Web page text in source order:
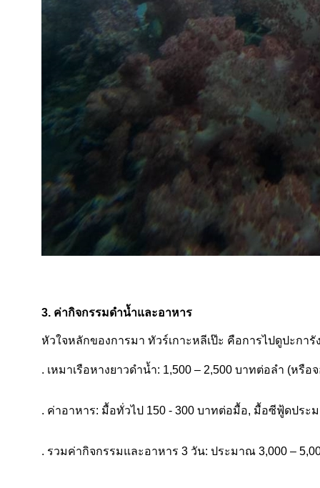
3. ค่ากิจกรรมดำน้ำและอาหาร
หัวใจหลักของการมา ทัวร์เกาะหลีเป๊ะ คือการไปดูปะการั
. เหมาเรือหางยาวดำน้ำ: 1,500 – 2,500 บาทต่อลำ (หรื
. ค่าอาหาร: มื้อทั่วไป 150 - 300 บาทต่อมื้อ, มื้อซีฟู้ดประ
. รวมค่ากิจกรรมและอาหาร 3 วัน: ประมาณ 3,000 –